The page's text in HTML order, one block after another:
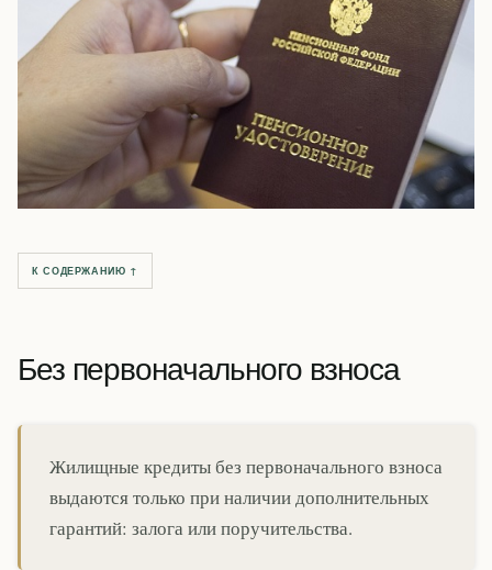
К СОДЕРЖАНИЮ ↑
Без первоначального взноса
Жилищные кредиты без первоначального взноса
выдаются только при наличии дополнительных
гарантий: залога или поручительства.